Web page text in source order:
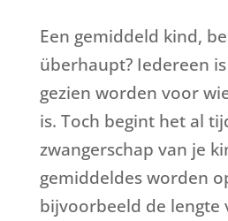
Een gemiddeld kind,
überhaupt? Iedereen
gezien worden voor
is. Toch begint het al
zwangerschap van je
gemiddeldes worden
bijvoorbeeld de lengte